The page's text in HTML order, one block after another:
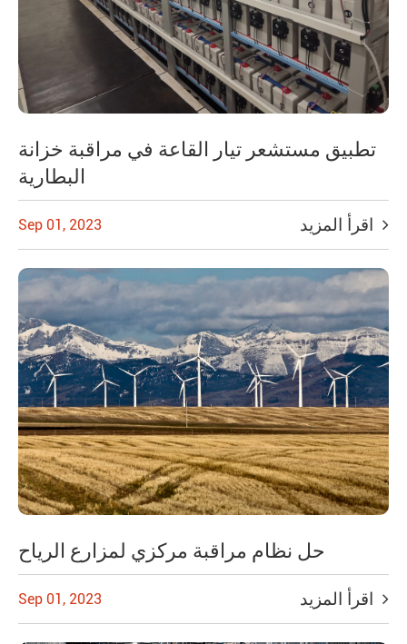
تطبيق مستشعر تيار القاعة في مراقبة خزانة
البطارية
Sep 01, 2023
حل نظام مراقبة مركزي لمزارع الرياح
Sep 01, 2023